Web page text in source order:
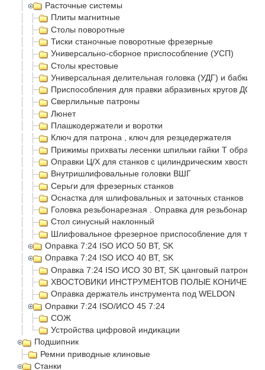
Расточные системы
Плиты магнитные
Столы поворотные
Тиски станочные поворотные фрезерные
Универсально-сборное приспособление (УСП)
Столы крестовые
Универсальная делительная головка (УДГ) и бабки
Приспособления для правки абразивных кругов ДО-
Сверлильные патроны
Люнет
Плашкодержатели и воротки
Ключ для патрона , ключ для резцедержателя
Прижимы прихваты лесенки шпильки гайки Т
Оправки Ц/Х для станков с цилиндрическим
Внутришлифовальные головки ВШГ
Серьги для фрезерных станков
Оснастка для шлифовальных и заточных станков
Головка резьбонарезная . Оправка для
Стол синусный наклонный
Шлифовальное фрезерное приспособление для
Оправка 7:24 ISO ИСО 50 BT, SK
Оправка 7:24 ISO ИСО 40 BT, SK
Оправка 7:24 ISO ИСО 30 BT, SK цанговый патрон
ХВОСТОВИКИ ИНСТРУМЕНТОВ ПОЛЫЕ
Оправка держатель инструмента под WELDON
Оправки 7:24 ISO/ИСО 45 7:24
СОЖ
Устройства цифровой индикации
Подшипник
Ремни приводные клиновые
Станки